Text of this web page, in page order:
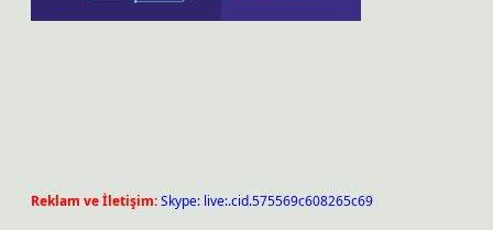
Reklam ve İletişim:Skype: live:.cid.575569c608265c69